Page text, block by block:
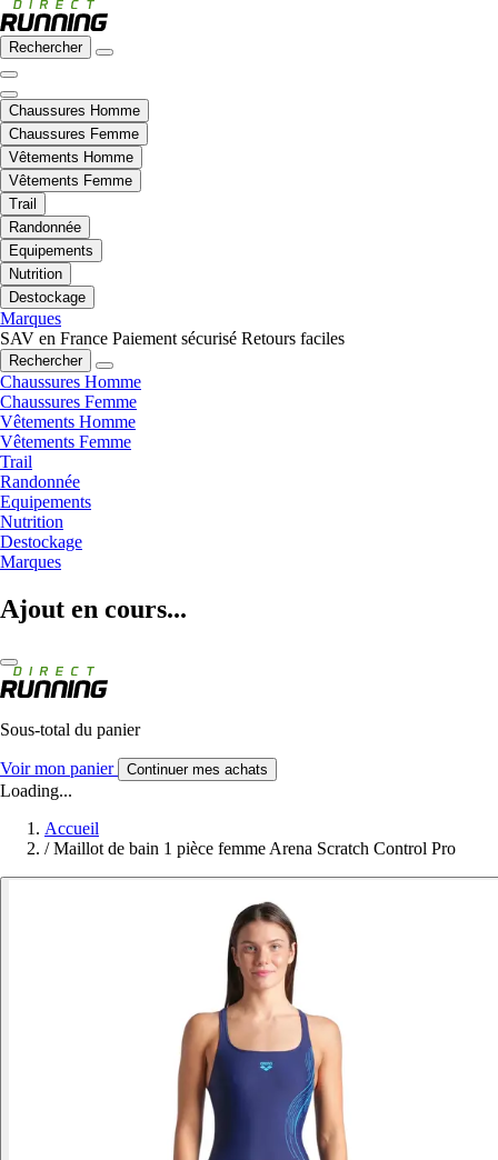
Rechercher
Chaussures Homme
Chaussures Femme
Vêtements Homme
Vêtements Femme
Trail
Randonnée
Equipements
Nutrition
Destockage
Marques
SAV en France Paiement sécurisé Retours faciles
Rechercher
Chaussures Homme
Chaussures Femme
Vêtements Homme
Vêtements Femme
Trail
Randonnée
Equipements
Nutrition
Destockage
Marques
Ajout en cours...
Sous-total du panier
Voir mon panier Continuer mes achats
Loading...
Accueil
/ Maillot de bain 1 pièce femme Arena Scratch Control Pro